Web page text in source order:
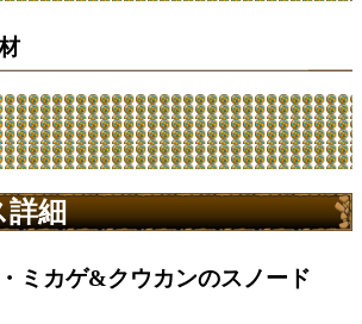
詳細
ミカゲ&クウカンのスノード